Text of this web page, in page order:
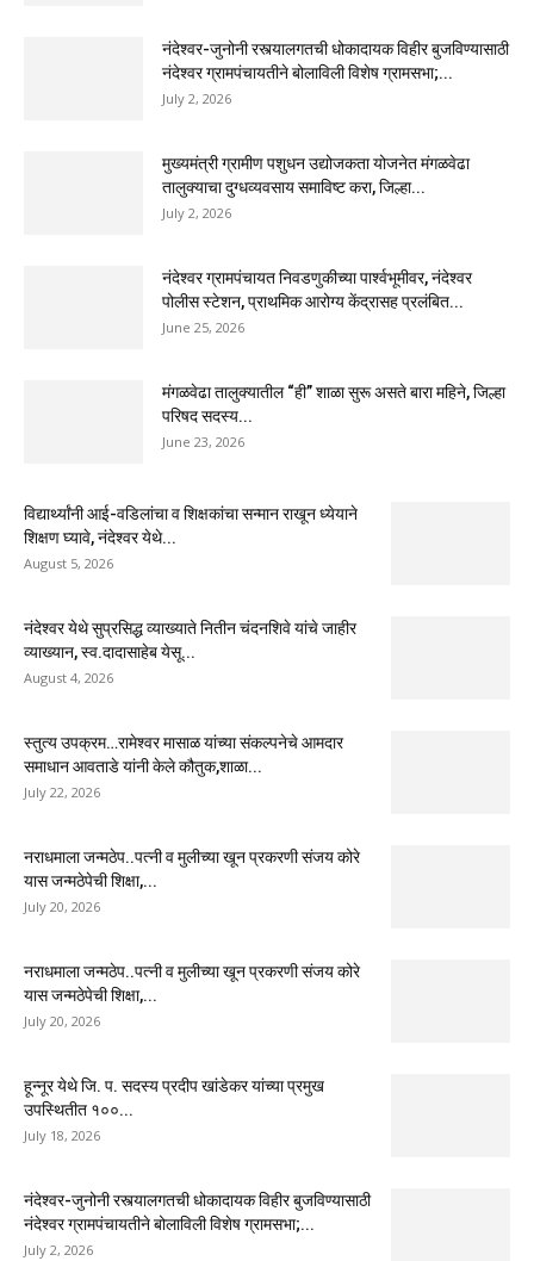
नंदेश्वर-जुनोनी रस्त्यालगतची धोकादायक विहीर बुजविण्यासाठी
नंदेश्वर ग्रामपंचायतीने बोलाविली विशेष ग्रामसभा;...
July 2, 2026
मुख्यमंत्री ग्रामीण पशुधन उद्योजकता योजनेत मंगळवेढा
तालुक्याचा दुग्धव्यवसाय समाविष्ट करा, जिल्हा...
July 2, 2026
नंदेश्वर ग्रामपंचायत निवडणुकीच्या पार्श्वभूमीवर, नंदेश्वर
पोलीस स्टेशन, प्राथमिक आरोग्य केंद्रासह प्रलंबित...
June 25, 2026
मंगळवेढा तालुक्यातील “ही” शाळा सुरू असते बारा महिने, जिल्हा
परिषद सदस्य...
June 23, 2026
विद्यार्थ्यांनी आई-वडिलांचा व शिक्षकांचा सन्मान राखून ध्येयाने
शिक्षण घ्यावे, नंदेश्वर येथे...
August 5, 2026
नंदेश्वर येथे सुप्रसिद्ध व्याख्याते नितीन चंदनशिवे यांचे जाहीर
व्याख्यान, स्व.दादासाहेब येसू...
August 4, 2026
स्तुत्य उपक्रम…रामेश्वर मासाळ यांच्या संकल्पनेचे आमदार
समाधान आवताडे यांनी केले कौतुक,शाळा...
July 22, 2026
नराधमाला जन्मठेप..पत्नी व मुलीच्या खून प्रकरणी संजय कोरे
यास जन्मठेपेची शिक्षा,...
July 20, 2026
नराधमाला जन्मठेप..पत्नी व मुलीच्या खून प्रकरणी संजय कोरे
यास जन्मठेपेची शिक्षा,...
July 20, 2026
हून्नूर येथे जि. प. सदस्य प्रदीप खांडेकर यांच्या प्रमुख
उपस्थितीत १००...
July 18, 2026
नंदेश्वर-जुनोनी रस्त्यालगतची धोकादायक विहीर बुजविण्यासाठी
नंदेश्वर ग्रामपंचायतीने बोलाविली विशेष ग्रामसभा;...
July 2, 2026